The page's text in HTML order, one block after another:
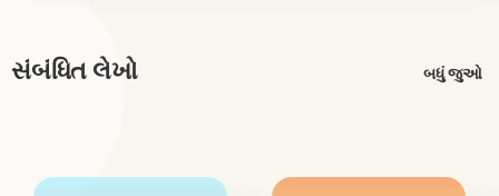
સંબંધિત લેખો બધું જુઓ